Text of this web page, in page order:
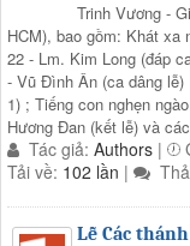
Trinh Vương -
HCM), bao gồm: Khát xa
22 - Lm. Kim Long (đáp
- Vũ Đình Ân (ca dâng
1) ; Tiếng con nghẹn
Hương Đan (kết lễ) và
Tác giả: Authors |
Tải về: 102 lần |
Lễ Các